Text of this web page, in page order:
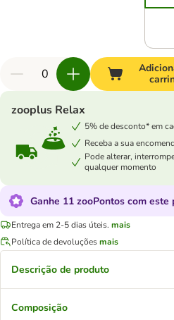
zooplus Relax
5% de desconto* em
Receba a sua
Pode alterar,
qualquer momento
Ganhe 11 zooPontos com este
Entrega em 2-5 dias úteis. mais
Política de devoluçõesmais
Descrição de produto
Composição